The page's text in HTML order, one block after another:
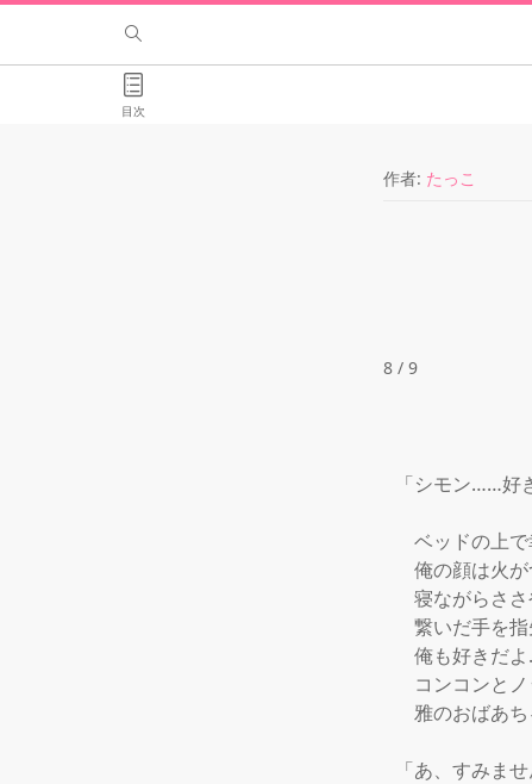
目次
作者: たっこ
8 / 9
「シモン……好
ベッドの上で
俺の顔は火が
寝ながらさ
繋いだ手を指
俺も好きだ
コンコンとノ
雅のおばあち
「あ、すみま